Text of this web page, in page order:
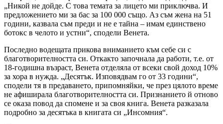
„Никой не дойде. С това темата за лицето ми приключва. И
предложението ми за бас за 100 000 също. Аз съм жена на 51
години, казвала съм преди и не е тайна – имам единствено
ботокс в челото и устни“, сподели Венета.
Последно водещата прикова вниманието към себе си с
благотворителността си. Откакто започнала да работи, т.е. от
18-годишна възраст, Венета отделяла от всеки свой доход 10%
за хора в нужда. „Десятък. Изповядвам го от 33 години“,
сподели тя в предаването, припомняйки, че през цялото време
не афиширала благотворителността си. Признанието й отново
се оказа повод да спомене и за своя книга. Венета разказала
подробно за десятъка в книгата си „Инсомния“.